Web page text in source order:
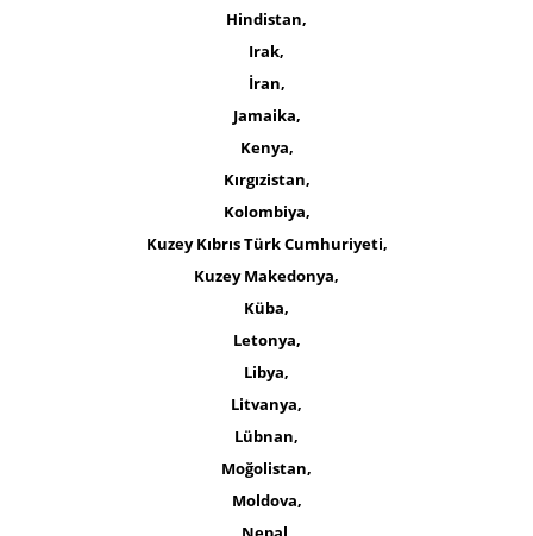
Hindistan,
Irak,
İran,
Jamaika,
Kenya,
Kırgızistan,
Kolombiya,
Kuzey Kıbrıs Türk Cumhuriyeti,
Kuzey Makedonya,
Küba,
Letonya,
Libya,
Litvanya,
Lübnan,
Moğolistan,
Moldova,